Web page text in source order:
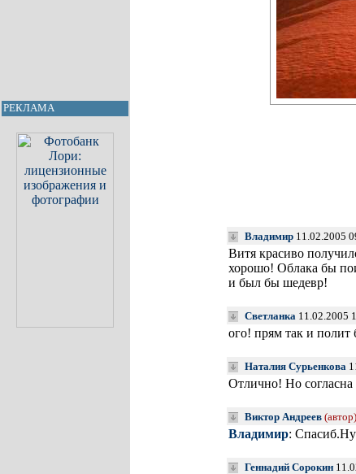
РЕКЛАМА
Владимир11.02.2005
Витя красиво
хорошо! Облака бы
и был бы шедевр!
Светланка11.02.2005
ого! прям так и
Наталия Сурьенкова
Отлично! Но
Виктор Андреев (автор)
Владимир:
Геннадий Сорокин